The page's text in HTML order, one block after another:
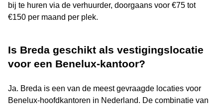
bij te huren via de verhuurder, doorgaans voor €75 tot
€150 per maand per plek.
Is Breda geschikt als vestigingslocatie
voor een Benelux-kantoor?
Ja. Breda is een van de meest gevraagde locaties voor
Benelux-hoofdkantoren in Nederland. De combinatie van